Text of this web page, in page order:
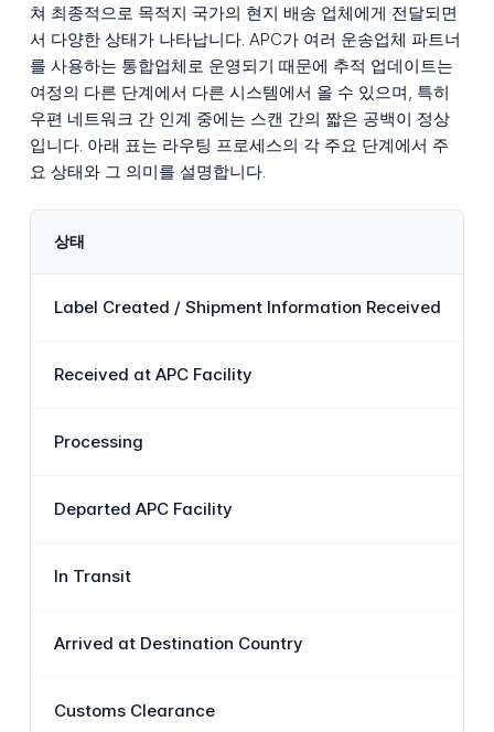
쳐 최종적으로 목적지 국가의 현지 배송 업체에게 전달되면
서 다양한 상태가 나타납니다. APC가 여러 운송업체 파트너
를 사용하는 통합업체로 운영되기 때문에 추적 업데이트는
여정의 다른 단계에서 다른 시스템에서 올 수 있으며, 특히
우편 네트워크 간 인계 중에는 스캔 간의 짧은 공백이 정상
입니다. 아래 표는 라우팅 프로세스의 각 주요 단계에서 주
요 상태와 그 의미를 설명합니다.
상태
Label Created / Shipment Information Received
Received at APC Facility
Processing
Departed APC Facility
In Transit
Arrived at Destination Country
Customs Clearance